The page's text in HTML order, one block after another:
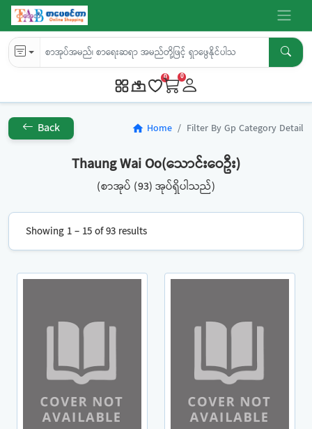
0 0
Back home Home Filter By Gp Category Detail
Thaung Wai Oo(သောင်းဝေဦး)
(စာအုပ် (93) အုပ်ရှိပါသည်)
Showing 1 – 15 of 93 results